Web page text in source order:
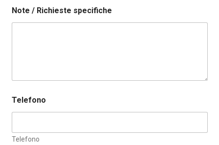
Note / Richieste specifiche
e
f
r
e
Telefono
Telefono